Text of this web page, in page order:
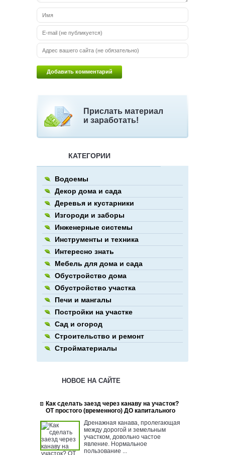
Прислать материал
и заработать!
КАТЕГОРИИ
Водоемы
Декор дома и сада
Деревья и кустарники
Изгороди и заборы
Инженерные системы
Инструменты и техника
Интересно знать
Мебель для дома и сада
Обустройство дома
Обустройство участка
Печи и мангалы
Постройки на участке
Сад и огород
Строительство и ремонт
Стройматериалы
НОВОЕ НА САЙТЕ
Как сделать заезд через канаву на участок?
ОТ простого (временного) ДО капитального
Дренажная канава, пролегающая
между дорогой и земельным
участком, довольно частое
явление. Нормальное
пользование ...